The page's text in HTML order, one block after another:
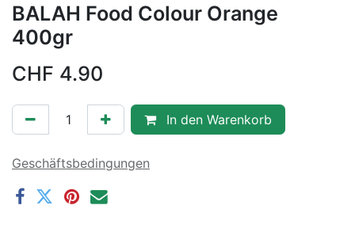
BALAH Food Colour Orange
400gr
CHF 4.90
In den Warenkorb
Geschäftsbedingungen